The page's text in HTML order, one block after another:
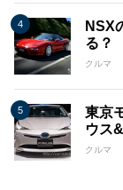
NSX
る？
クルマ
東京
ウス
クルマ